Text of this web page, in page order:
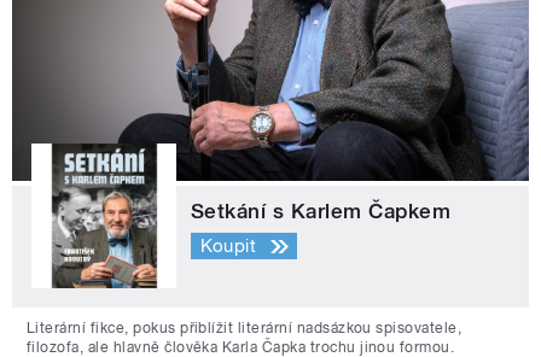
Setkání s Karlem Čapkem
Koupit
Literární fikce, pokus přiblížit literární nadsázkou spisovatele,
filozofa, ale hlavně člověka Karla Čapka trochu jinou formou.